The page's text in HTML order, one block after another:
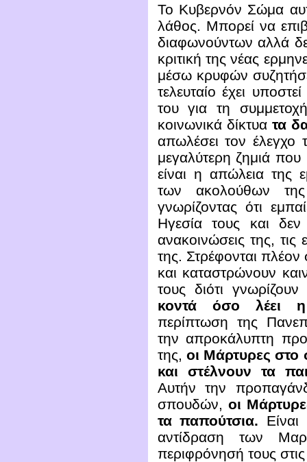
Το Κυβερνόν Σώμα
λάθος. Μπορεί να
διαφωνούντων αλλά
κριτική της νέας
μέσω κρυφών
τελευταίο έχει
του για τη
κοινωνικά δίκτυα τα
απωλέσει τον
μεγαλύτερη ζημιά που
είναι η απώλεια της
των ακολούθων
γνωρίζοντας ότι
Ηγεσία τους και δεν
ανακοινώσεις της, τις
της. Στρέφονται
και καταστρώνουν
τους διότι γνωρίζουν
κοντά όσο
περίπτωση της
την απροκάλυπτη
της, οι Μάρτυρες στο
και στέλνουν τα
Αυτήν την
σπουδών, οι
τα παπούτσια.
αντίδραση των
περιφρόνησή τους